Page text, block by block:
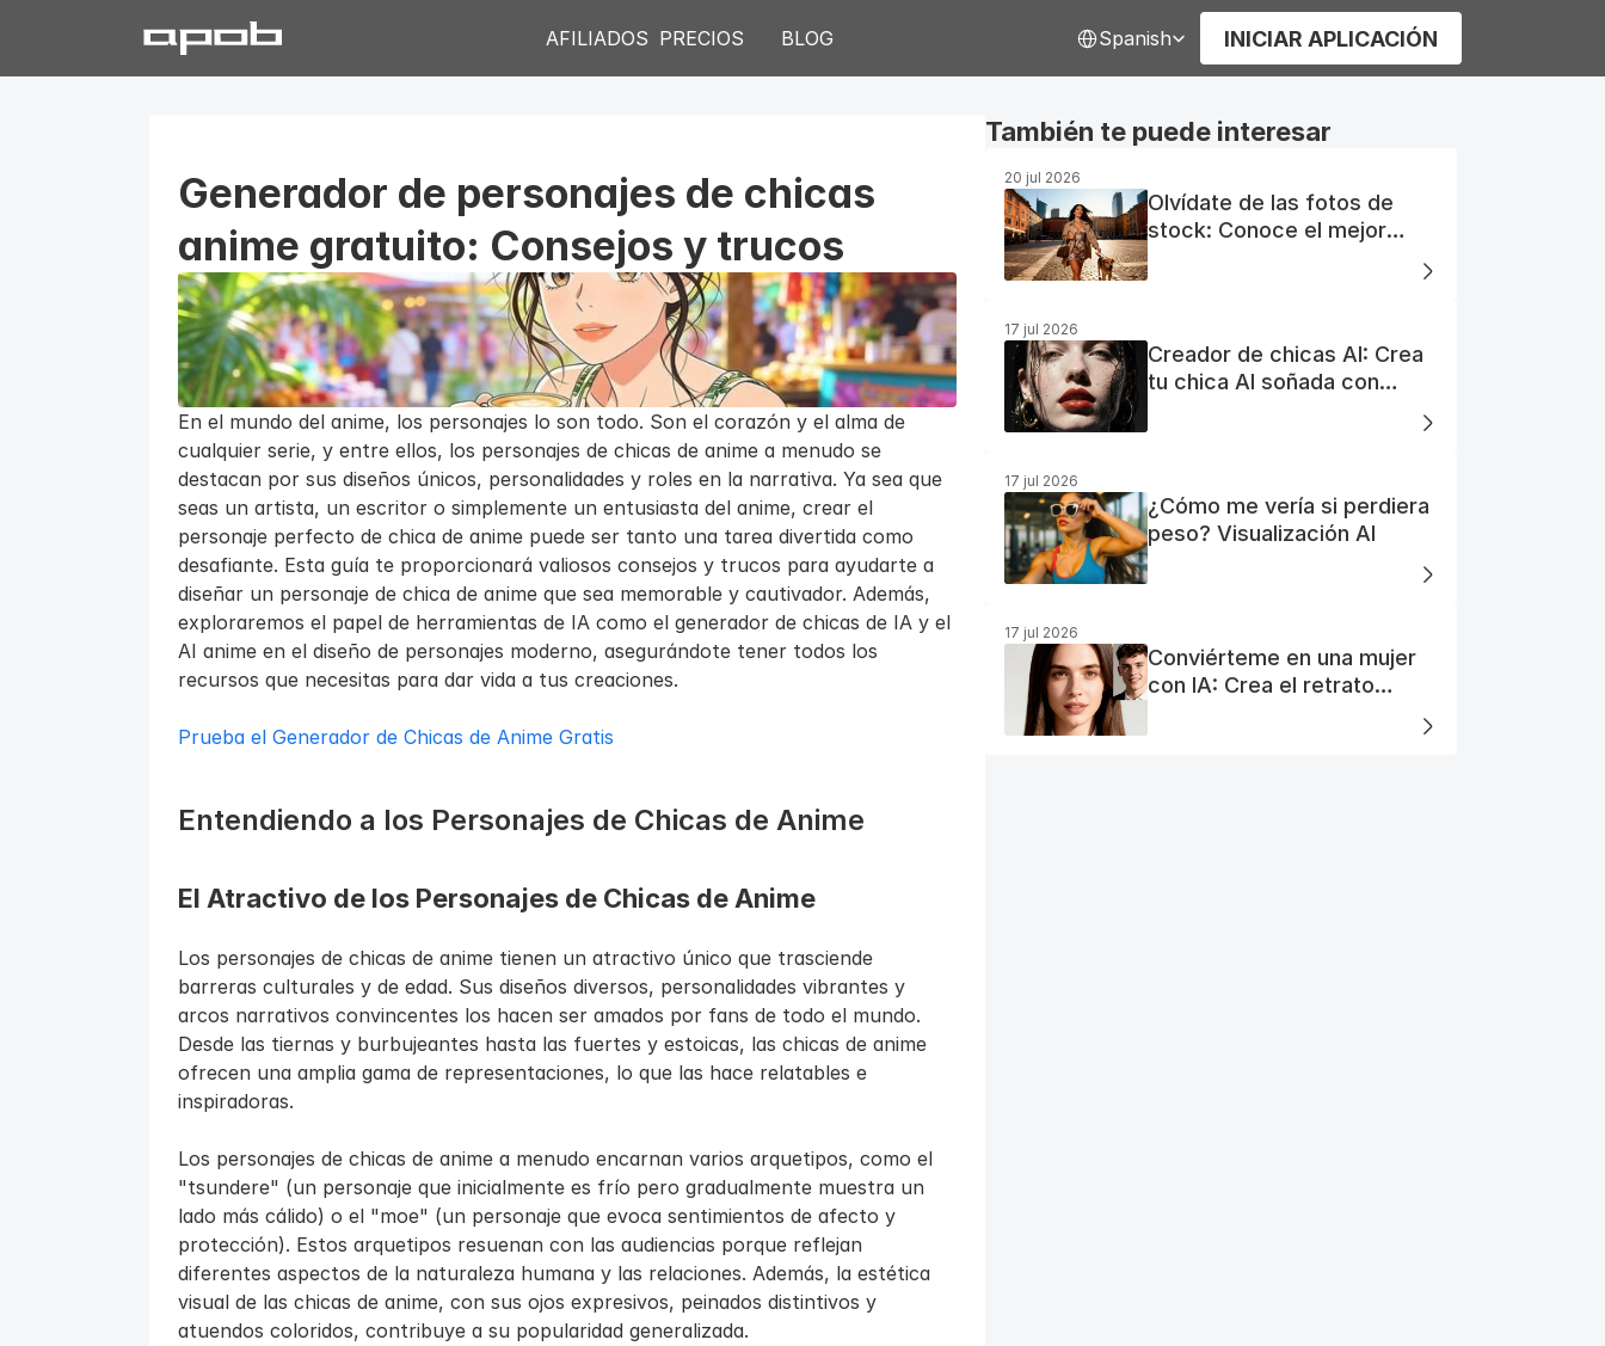
AFILIADOS PRECIOS BLOG Spanish INICIAR APLICACIÓN
Generador de personajes de chicas
anime gratuito: Consejos y trucos
En el mundo del anime, los personajes lo son todo. Son el corazón y el alma de
cualquier serie, y entre ellos, los personajes de chicas de anime a menudo se
destacan por sus diseños únicos, personalidades y roles en la narrativa. Ya sea que
seas un artista, un escritor o simplemente un entusiasta del anime, crear el
personaje perfecto de chica de anime puede ser tanto una tarea divertida como
desafiante. Esta guía te proporcionará valiosos consejos y trucos para ayudarte a
diseñar un personaje de chica de anime que sea memorable y cautivador. Además,
exploraremos el papel de herramientas de IA como el generador de chicas de IA y el
AI anime en el diseño de personajes moderno, asegurándote tener todos los
recursos que necesitas para dar vida a tus creaciones.
Prueba el Generador de Chicas de Anime Gratis
Entendiendo a los Personajes de Chicas de Anime
El Atractivo de los Personajes de Chicas de Anime
Los personajes de chicas de anime tienen un atractivo único que trasciende
barreras culturales y de edad. Sus diseños diversos, personalidades vibrantes y
arcos narrativos convincentes los hacen ser amados por fans de todo el mundo.
Desde las tiernas y burbujeantes hasta las fuertes y estoicas, las chicas de anime
ofrecen una amplia gama de representaciones, lo que las hace relatables e
inspiradoras.
Los personajes de chicas de anime a menudo encarnan varios arquetipos, como el
"tsundere" (un personaje que inicialmente es frío pero gradualmente muestra un
lado más cálido) o el "moe" (un personaje que evoca sentimientos de afecto y
protección). Estos arquetipos resuenan con las audiencias porque reflejan
diferentes aspectos de la naturaleza humana y las relaciones. Además, la estética
visual de las chicas de anime, con sus ojos expresivos, peinados distintivos y
atuendos coloridos, contribuye a su popularidad generalizada.
También te puede interesar
20 jul 2026
Olvídate de las fotos de
stock: Conoce el mejor
generador de fotos AI
gratuito
17 jul 2026
Creador de chicas AI: Crea
tu chica AI soñada con
17 jul 2026
¿Cómo me vería si perdiera
peso? Visualización AI
17 jul 2026
Conviérteme en una mujer
con IA: Crea el retrato